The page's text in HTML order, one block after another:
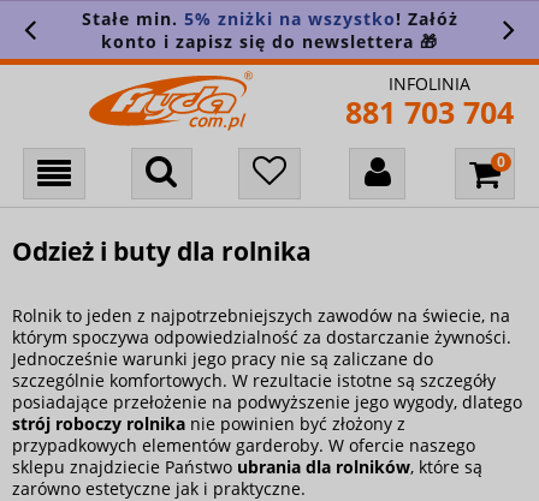
Stałe min. 5% zniżki na wszystko! Załóż
konto i zapisz się do newslettera 🎁
INFOLINIA
881 703 704
Odzież i buty dla rolnika
Rolnik to jeden z najpotrzebniejszych zawodów na świecie, na
którym spoczywa odpowiedzialność za dostarczanie żywności.
Jednocześnie warunki jego pracy nie są zaliczane do
szczególnie komfortowych. W rezultacie istotne są szczegóły
posiadające przełożenie na podwyższenie jego wygody, dlatego
strój roboczy rolnika nie powinien być złożony z
przypadkowych elementów garderoby. W ofercie naszego
sklepu znajdziecie Państwo ubrania dla rolników, które są
zarówno estetyczne jak i praktyczne.